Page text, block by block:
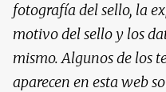
fotografía del sello, la
motivo del sello y los
mismo. Algunos de los
aparecen en esta web